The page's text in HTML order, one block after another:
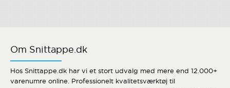
Om Snittappe.dk
Hos Snittappe.dk har vi et stort udvalg med mere end 12.000+
varenumre online. Professionelt kvalitetsværktøj til